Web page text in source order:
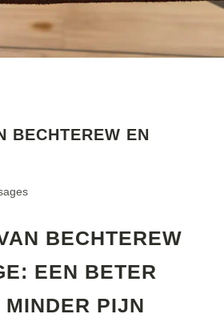
BECHTEREW EN
BECHTEREW
EEN BETER
PIJN